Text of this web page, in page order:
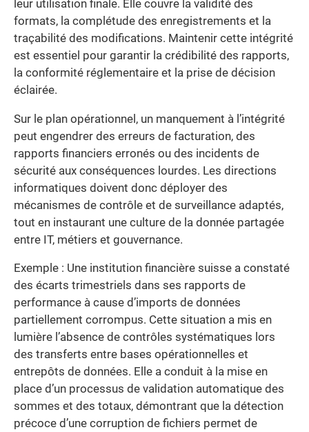
leur utilisation finale. Elle couvre la validité des
formats, la complétude des enregistrements et la
traçabilité des modifications. Maintenir cette intégrité
est essentiel pour garantir la crédibilité des rapports,
la conformité réglementaire et la prise de décision
éclairée.
Sur le plan opérationnel, un manquement à l’intégrité
peut engendrer des erreurs de facturation, des
rapports financiers erronés ou des incidents de
sécurité aux conséquences lourdes. Les directions
informatiques doivent donc déployer des
mécanismes de contrôle et de surveillance adaptés,
tout en instaurant une culture de la donnée partagée
entre IT, métiers et gouvernance.
Exemple : Une institution financière suisse a constaté
des écarts trimestriels dans ses rapports de
performance à cause d’imports de données
partiellement corrompus. Cette situation a mis en
lumière l’absence de contrôles systématiques lors
des transferts entre bases opérationnelles et
entrepôts de données. Elle a conduit à la mise en
place d’un processus de validation automatique des
sommes et des totaux, démontrant que la détection
précoce d’une corruption de fichiers permet de